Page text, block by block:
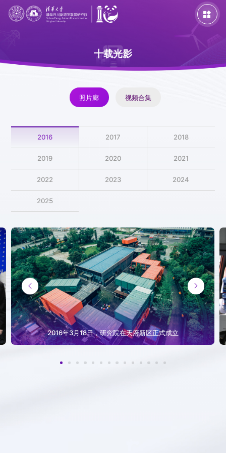

专题活动 特色活动
发展巡礼 发展历程
照片廊 视频合集
在线祝福墙
十载光影
照片廊 视频合集
2016 2017 2018
2019 2020 2021
2022 2023 2024
2025
2016年3月18日，研究院在天府新区正式成立
 